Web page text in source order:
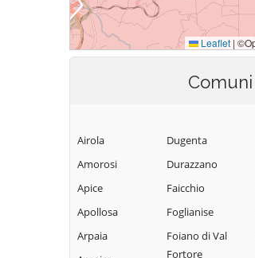
Comuni
Airola
Amorosi
Apice
Apollosa
Arpaia
Dugenta
Durazzano
Faicchio
Foglianise
Foiano di Val
Fortore